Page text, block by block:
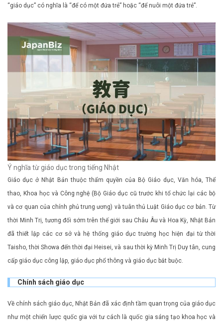
“giáo dục” có nghĩa là “để có một đứa trẻ” hoặc “để nuôi một đứa trẻ”.
Ý nghĩa từ giáo dục trong tiếng Nhật
Giáo dục ở Nhật Bản thuộc thẩm quyền của Bộ Giáo dục, Văn hóa, Thể
thao, Khoa học và Công nghệ (Bộ Giáo dục cũ trước khi tổ chức lại các bộ
và cơ quan của chính phủ trung ương) và tuân thủ Luật Giáo dục cơ bản. Từ
thời Minh Trị, tương đối sớm trên thế giới sau Châu Âu và Hoa Kỳ, Nhật Bản
đã thiết lập các cơ sở và hệ thống giáo dục trường học hiện đại từ thời
Taisho, thời Showa đến thời đại Heisei, và sau thời kỳ Minh Trị Duy tân, cung
cấp giáo dục công lập, giáo dục phổ thông và giáo dục bắt buộc.
Chính sách giáo dục
Về chính sách giáo dục, Nhật Bản đã xác định tầm quan trọng của giáo dục
như một chiến lược quốc gia với tư cách là quốc gia sáng tạo khoa học và